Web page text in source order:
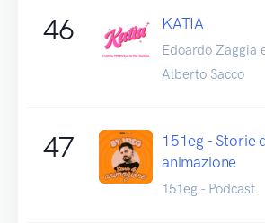
46 KATIA
Edoardo Zaggia
Alberto Sacco
47
151eg - Storie
animazione
151eg - Podcast